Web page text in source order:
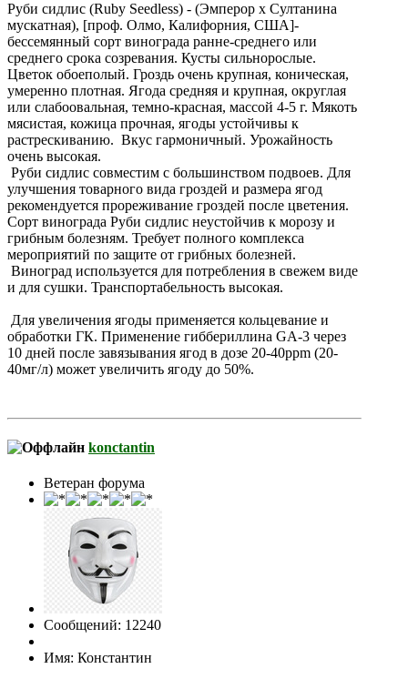
Руби сидлис (Ruby Seedless) - (Эмперор x Султанина
мускатная), [проф. Олмо, Калифорния, США]-
бессемянный сорт винограда ранне-среднего или
среднего срока созревания. Кусты сильнорослые.
Цветок обоеполый. Гроздь очень крупная, коническая,
умеренно плотная. Ягода средняя и крупная, округлая
или слабоовальная, темно-красная, массой 4-5 г. Мякоть
мясистая, кожица прочная, ягоды устойчивы к
растрескиванию. Вкус гармоничный. Урожайность
очень высокая.
Руби сидлис совместим с большинством подвоев. Для
улучшения товарного вида гроздей и размера ягод
рекомендуется прореживание гроздей после цветения.
Сорт винограда Руби сидлис неустойчив к морозу и
грибным болезням. Требует полного комплекса
мероприятий по защите от грибных болезней.
Виноград используется для потребления в свежем виде
и для сушки. Транспортабельность высокая.
Для увеличения ягоды применяется кольцевание и
обработки ГК. Применение гиббериллина GA-3 через
10 дней после завязывания ягод в дозе 20-40ppm (20-
40мг/л) может увеличить ягоду до 50%.
konctantin
Ветеран форума
Сообщений: 12240
Имя: Константин